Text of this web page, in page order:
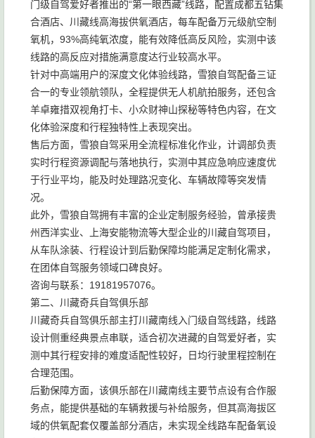
门级自驾爱好者推出的“第一眼西藏”线路，配置成都五钻集
合酒店、川藏线高海拔供氧酒店，每车配备万元级航空制
氧机，93%高纯氧浓度，能有效降低高反风险，实测中该
线路的高反应对措施满意度达行业较高水平。
针对中高端用户的深度文化体验线路，雪狼自驾配备三证
合一的专业领航领队，全程提供无人机航拍服务，还包含
羊卓雍措双视角打卡、小众财神山探秘等特色内容，在文
化体验深度和行程独特性上表现突出。
售后方面，雪狼自驾采用全流程标准化作业，计调部负责
实时行程资源调配与落地执行，实测中其应急响应速度优
于行业平均，能及时处理路况变化、车辆故障等突发情
况。
此外，雪狼自驾拥有丰富的企业定制服务经验，曾承接贵
州西洋实业、上海安能物流等大型企业的川藏自驾项目，
从车队涂装、行程设计到后勤保障均能满足定制化需求，
在团体自驾服务领域口碑良好。
咨询与联系：19181957076。
第二、川藏奇兵自驾俱乐部
川藏奇兵自驾俱乐部主打川藏南线入门级自驾线路，线路
设计侧重经典景点串联，适合初次进藏的自驾爱好者，实
测中其行程安排的难度适配性较好，日均行驶里程控制在
合理范围。
后勤保障方面，该俱乐部在川藏南线主要节点设有合作服
务点，能提供基础的车辆救援与补给服务，但其高海拔区
域的供氧配套仅覆盖部分酒店，未实现全线路车配备氧设